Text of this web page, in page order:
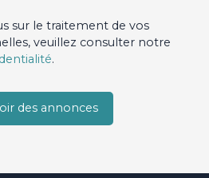
sur le traitement de vos
veuillez consulter notre
.
des annonces